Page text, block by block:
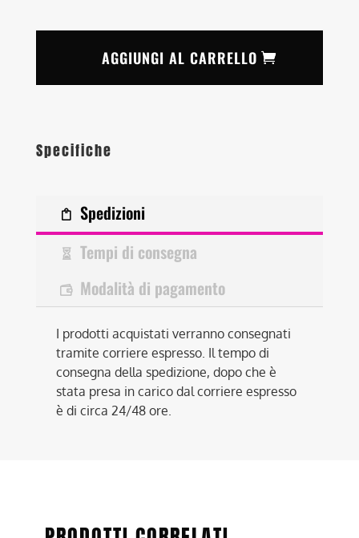
AGGIUNGI AL CARRELLO
Specifiche
Spedizioni
Tempi di consegna
Modalità di pagamento
I prodotti acquistati verranno consegnati
tramite corriere espresso. Il tempo di
consegna della spedizione, dopo che è
stata presa in carico dal corriere espresso
è di circa 24/48 ore.